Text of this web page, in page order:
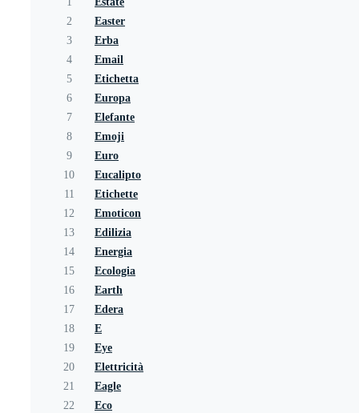
2
Easter
3
Erba
4
Email
5
Etichetta
6
Europa
7
Elefante
8
Emoji
9
Euro
10
Eucalipto
11
Etichette
12
Emoticon
13
Edilizia
14
Energia
15
Ecologia
16
Earth
17
Edera
18
E
19
Eye
20
Elettricità
21
Eagle
22
Eco